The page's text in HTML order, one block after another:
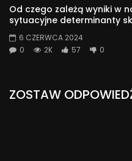
Od czego zależą wyniki w
sytuacyjne determinanty
6 CZERWCA 2024
0
2K 57 0
ZOSTAW